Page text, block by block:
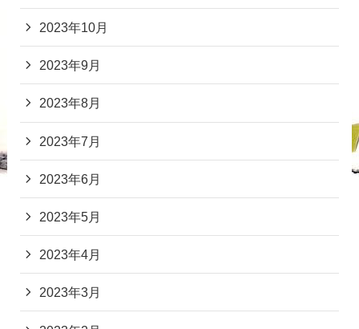
2023年10月
2023年9月
2023年8月
2023年7月
2023年6月
2023年5月
2023年4月
2023年3月